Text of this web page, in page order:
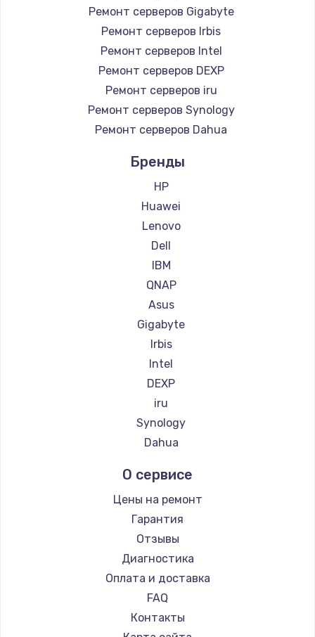
Ремонт серверов Gigabyte
Ремонт серверов Irbis
Ремонт серверов Intel
Ремонт серверов DEXP
Ремонт серверов iru
Ремонт серверов Synology
Ремонт серверов Dahua
Бренды
HP
Huawei
Lenovo
Dell
IBM
QNAP
Asus
Gigabyte
Irbis
Intel
DEXP
iru
Synology
Dahua
О сервисе
Цены на ремонт
Гарантия
Отзывы
Диагностика
Оплата и доставка
FAQ
Контакты